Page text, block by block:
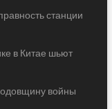
станции
в Китае шьют
войны